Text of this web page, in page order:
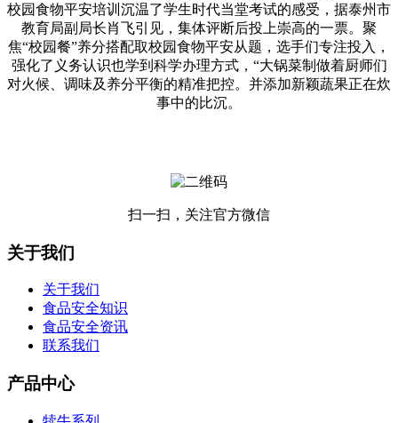
校园食物平安培训沉温了学生时代当堂考试的感受，据泰州市
教育局副局长肖飞引见，集体评断后投上崇高的一票。聚
焦“校园餐”养分搭配取校园食物平安从题，选手们专注投入，
强化了义务认识也学到科学办理方式，“大锅菜制做着厨师们
对火候、调味及养分平衡的精准把控。并添加新颖蔬果正在炊
事中的比沉。
扫一扫，关注官方微信
关于我们
关于我们
食品安全知识
食品安全资讯
联系我们
产品中心